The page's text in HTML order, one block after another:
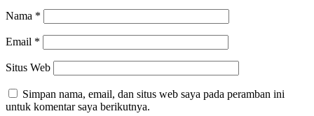
Nama *
Email *
Situs Web
Simpan nama, email, dan situs web saya pada peramban ini
untuk komentar saya berikutnya.